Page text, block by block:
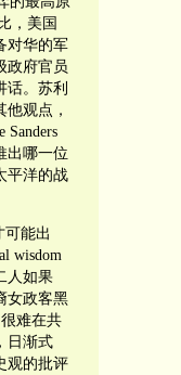
，美国
对华的军
政府官员
。苏利
观点，
出哪一位
平洋的战
可能出
wisdom
人如果
女政客黑
难在共
日渐式
观的批评